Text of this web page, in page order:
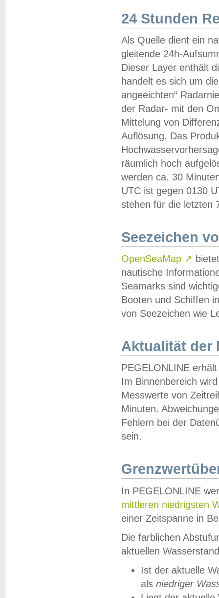
24 Stunden
Als Quelle dient ein
gleitende 24h-
Dieser Layer enthält
handelt es sich um
angeeichten“
der Radar- mit den
Mittelung von
Auflösung. Das
räumlich hoch
werden ca. 30
UTC ist gegen 0130
stehen für die letzten
Seezeichen
OpenSeaMap ↗
nautische
Seamarks sind
Booten und Schiffen
von Seezeichen wie
Aktualität der
PEGELONLINE
Im Binnenbereich
Messwerte von
Minuten.
Fehlern bei der
sein.
In PEGELONLINE
mittleren niedrigsten
einer Zeitspanne in
Die farblichen
aktuellen
Ist der aktuelle
als niedriger